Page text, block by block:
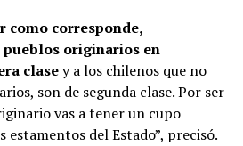
como corresponde,
originarios en
clasey a los chilenos que no
son de segunda clase. Por ser
vas a tener un cupo
estamentos del Estado”, precisó.